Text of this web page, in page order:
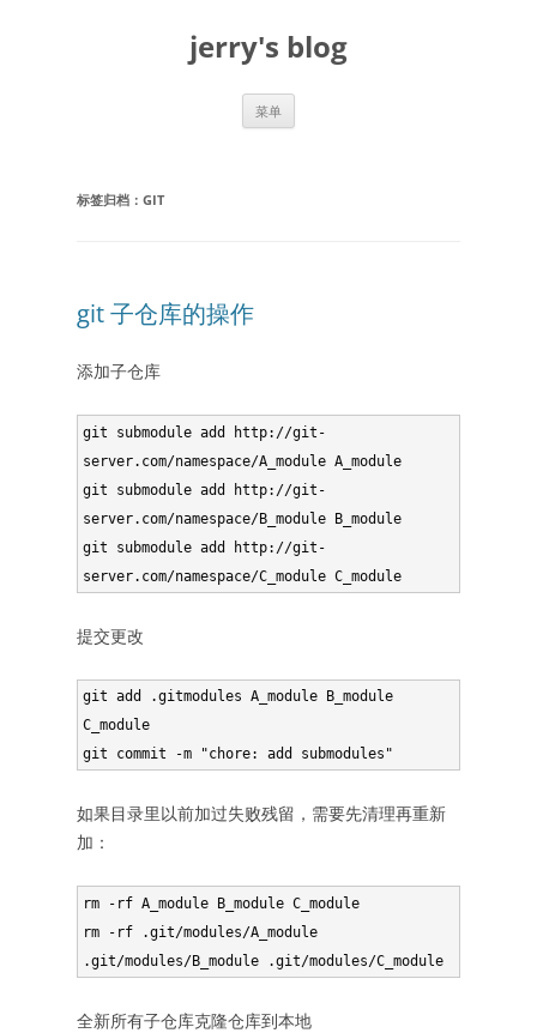
jerry's blog
菜单
标签归档： GIT
git 子仓库的操作
添加子仓库
git submodule add http://git-
server.com/namespace/A_module A_module
git submodule add http://git-
server.com/namespace/B_module B_module
git submodule add http://git-
server.com/namespace/C_module C_module
提交更改
git add .gitmodules A_module B_module
C_module
git commit -m "chore: add submodules"
如果目录里以前加过失败残留，需要先清理再重新
加：
rm -rf A_module B_module C_module
rm -rf .git/modules/A_module
.git/modules/B_module .git/modules/C_module
全新所有子仓库克隆仓库到本地